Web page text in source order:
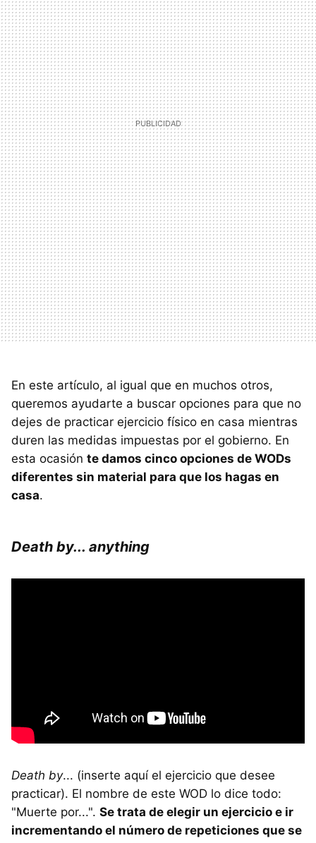
En este artículo, al igual que en muchos otros,
queremos ayudarte a buscar opciones para que no
dejes de practicar ejercicio físico en casa mientras
duren las medidas impuestas por el gobierno. En
esta ocasión te damos cinco opciones de WODs
diferentes sin material para que los hagas en
casa.
Death by... anything
Death by... (inserte aquí el ejercicio que desee
practicar). El nombre de este WOD lo dice todo:
"Muerte por...". Se trata de elegir un ejercicio e ir
incrementando el número de repeticiones que se